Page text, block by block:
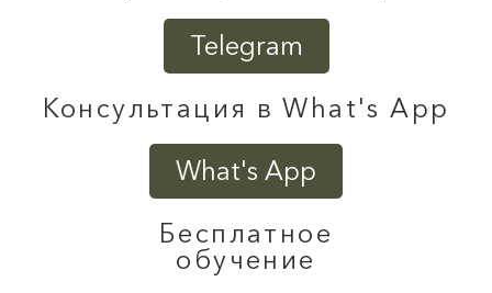
Telegram
Консультация в What's App
What's App
Бесплатное
обучение